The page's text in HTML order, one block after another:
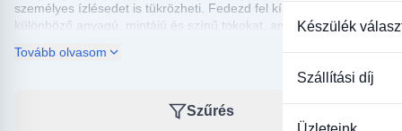
Készülék
Szállítási díj
személyes ízlésedet is tükrözheti. Fedezd fel kínálatunkban a
különböző anyagú, mintájú és színű tokokat, amelyek között
Legyen szó elegáns bőrtokról vagy sportos szilikon változatról,
nálunk mindenki megtalálhatja azt, amire szüksége van.
Az aktuális trendeknek megfelelően kiválogatott Motorola Edge
40 Neo tok trendjeink nemcsak a legmagasabb szintű védelmet
Tovább olvasom
Szűrés